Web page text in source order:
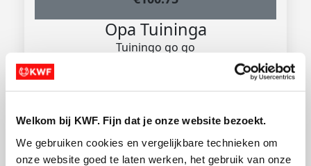
Welkom bij KWF. Fijn dat je onze website bezoekt.
We gebruiken cookies en vergelijkbare technieken om
onze website goed te laten werken, het gebruik van onze
Opa Tuininga
Tuiningo go go